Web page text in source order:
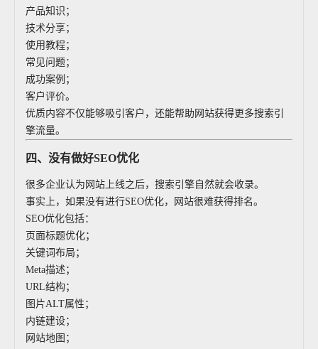
产品知识；
技术分享；
使用教程；
常见问题；
成功案例；
客户评价。
优质内容不仅能够吸引客户，还能帮助网站获得更多搜索引
擎流量。
四、没有做好SEO优化
很多企业认为网站上线之后，搜索引擎自然就会收录。
事实上，如果没有进行SEO优化，网站很难获得排名。
SEO优化包括：
页面标题优化；
关键词布局；
Meta描述；
URL结构；
图片ALT属性；
内链建设；
网站地图；